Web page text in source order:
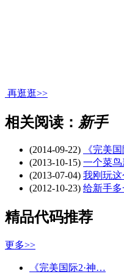
再逛逛>>
相关阅读： 新手
(2014-09-22)
《完美
(2013-10-15) 一个菜
(2013-07-04) 我刚玩
(2012-10-23) 给新手
精品代码推荐
更多>>
《完美国际2·神…